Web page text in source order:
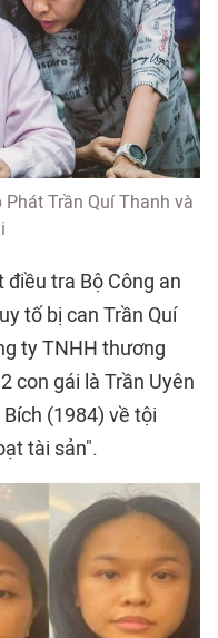
Trần Quí Thanh và
điều tra Bộ Công an
tố bị can Trần Quí
ty TNHH thương
con gái là Trần Uyên
(1984) về tội
tài sản".